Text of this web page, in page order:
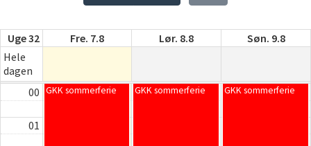
Uge 32 Fre. 7.8 Lør. 8.8
Søn. 9.8
Hele
dagen
00
01
GKK sommerferie GKK sommerferie GKK sommerferie